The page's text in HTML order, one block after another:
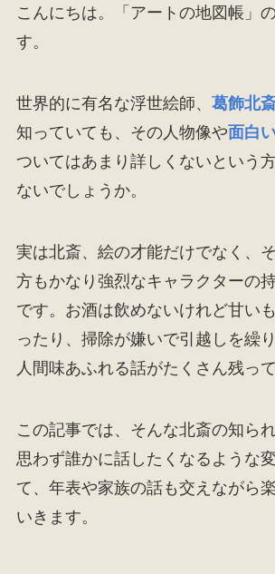
こんにちは。「アートの地図帳」
す。
世界的に有名な浮世絵師、 葛飾北
知っていても、その人物像や面白
ついてはあまり詳しくないという
ないでしょうか。
実は北斎、絵の才能だけでなく、
方もかなり強烈なキャラクターの
です。お酒は飲めないけれど甘い
ったり、掃除が嫌いで引越しを繰
人間味あふれる話がたくさん残って
この記事では、そんな北斎の知ら
思わず誰かに話したくなるような
て、年表や家族の話も交えながら
いきます。